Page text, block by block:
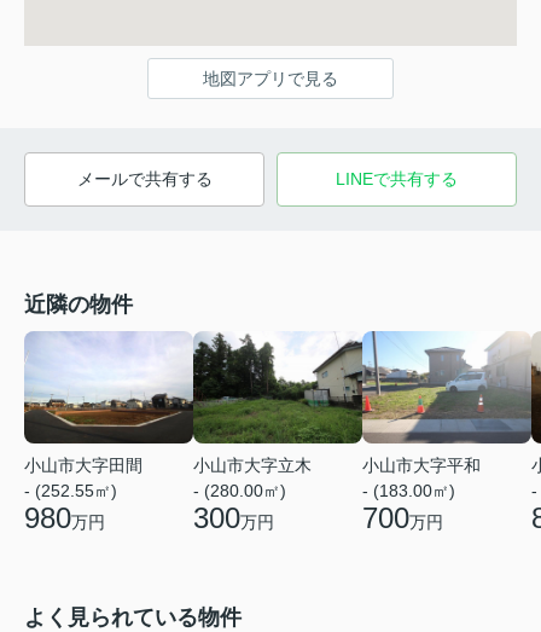
地図アプリで見る
メールで共有する LINEで共有する
近隣の物件
小山市大字田間
- (252.55㎡)
980万円
小山市大字立木
- (280.00㎡)
300万円
小山市大字平和
- (183.00㎡)
700万円
-
よく見られている物件